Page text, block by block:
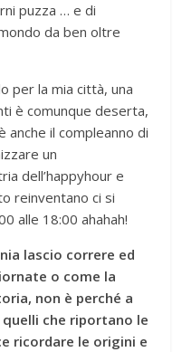
puzza … e di
da ben oltre
per la mia città, una
è comunque deserta,
il compleanno di
un
dell’happyhour e
reinventano ci si
alle 18:00 ahahah!
lascio correre ed
o come la
non è perché a
che riportano le
ricordare le origini e